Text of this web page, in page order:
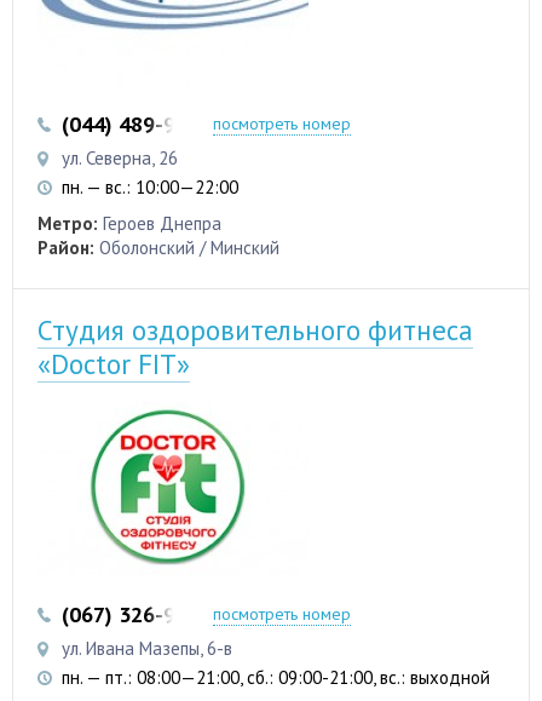
(044) 489-96-33 (097) 480-70-29
посмотреть номер
ул. Северна, 26
пн. — вс.: 10:00—22:00
Метро: Героев Днепра
Район: Оболонский / Минский
Студия оздоровительного фитнеса
«Doctor FIT»
(067) 326-96-44 (067) 235-23-38
посмотреть номер
ул. Ивана Мазепы, 6-в
пн. — пт.: 08:00—21:00, сб.: 09:00-21:00, вс.: выходной